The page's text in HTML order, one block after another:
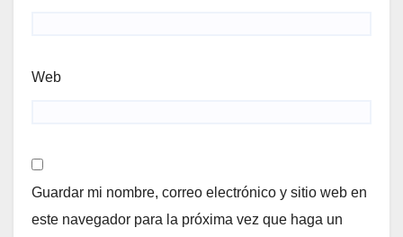
Web
Guardar mi nombre, correo electrónico y sitio web en
este navegador para la próxima vez que haga un